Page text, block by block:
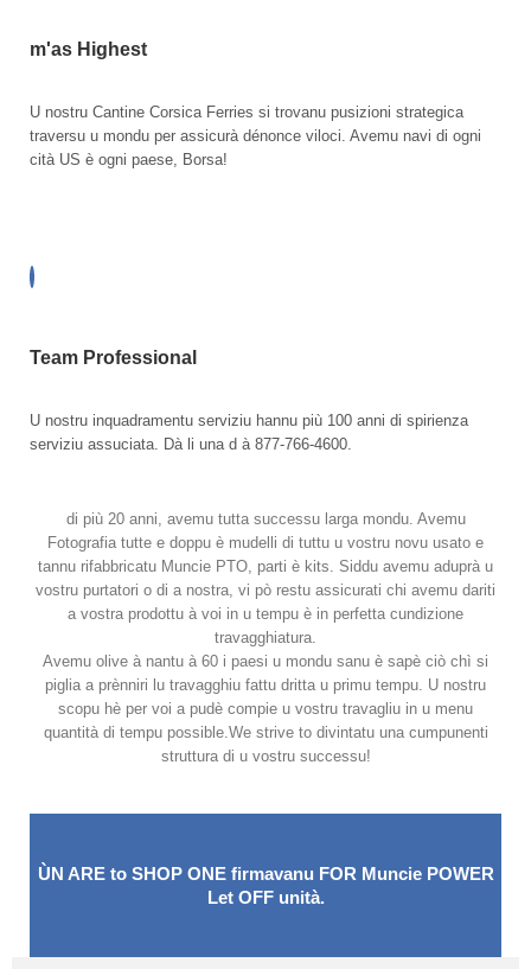
m'as Highest
U nostru Cantine Corsica Ferries si trovanu pusizioni strategica
traversu u mondu per assicurà dénonce viloci. Avemu navi di ogni
cità US è ogni paese, Borsa!
Team Professional
U nostru inquadramentu serviziu hannu più 100 anni di spirienza
serviziu assuciata. Dà li una d à 877-766-4600.
di più 20 anni, avemu tutta successu larga mondu. Avemu
Fotografia tutte e doppu è mudelli di tuttu u vostru novu usato e
tannu rifabbricatu Muncie PTO, parti è kits. Siddu avemu aduprà u
vostru purtatori o di a nostra, vi pò restu assicurati chi avemu dariti
a vostra prodottu à voi in u tempu è in perfetta cundizione
travagghiatura.
Avemu olive à nantu à 60 i paesi u mondu sanu è sapè ciò chì si
piglia a prènniri lu travagghiu fattu dritta u primu tempu. U nostru
scopu hè per voi a pudè compie u vostru travagliu in u menu
quantità di tempu possible.We strive to divintatu una cumpunenti
struttura di u vostru successu!
ÙN ARE to SHOP ONE firmavanu FOR Muncie POWER
Let OFF unità.